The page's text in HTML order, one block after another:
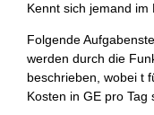
Kennt sich jemand
Folgende
werden durch die
beschrieben, wobei t
Kosten in GE pro